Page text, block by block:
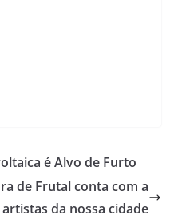
é Alvo de Furto
de Frutal conta com a
da nossa cidade